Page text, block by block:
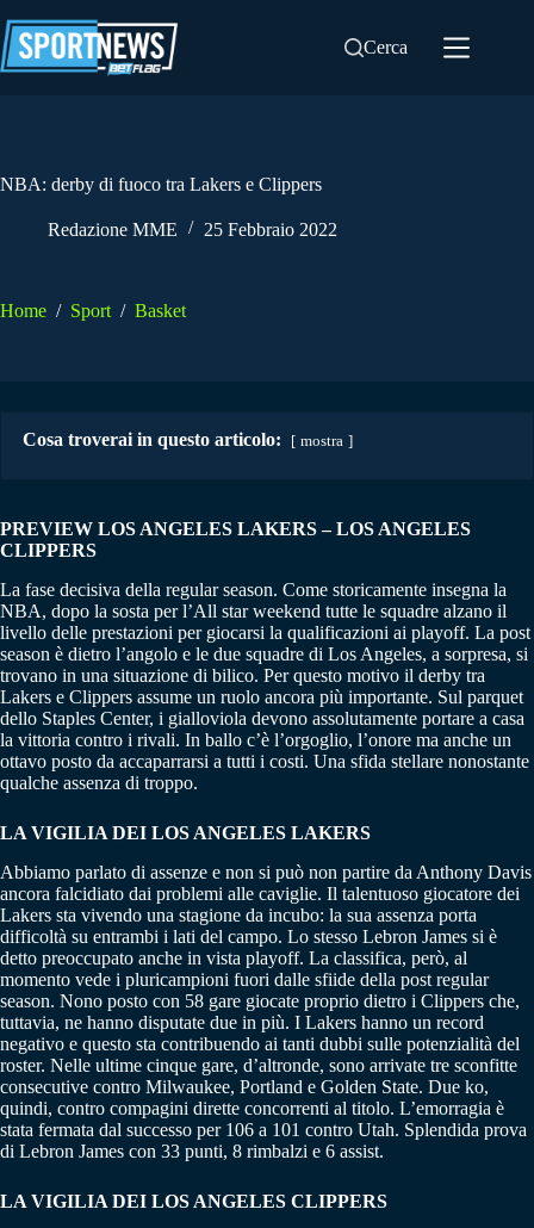
al
contenuto
Cerca
NBA: derby di fuoco tra Lakers e Clippers
Redazione MME 25 Febbraio 2022
Home / Sport / Basket
Cosa troverai in questo articolo: mostra
PREVIEW LOS ANGELES LAKERS – LOS ANGELES
CLIPPERS
La fase decisiva della regular season. Come storicamente insegna la
NBA, dopo la sosta per l’All star weekend tutte le squadre alzano il
livello delle prestazioni per giocarsi la qualificazioni ai playoff. La post
season è dietro l’angolo e le due squadre di Los Angeles, a sorpresa, si
trovano in una situazione di bilico. Per questo motivo il derby tra
Lakers e Clippers assume un ruolo ancora più importante. Sul parquet
dello Staples Center, i gialloviola devono assolutamente portare a casa
la vittoria contro i rivali. In ballo c’è l’orgoglio, l’onore ma anche un
ottavo posto da accaparrarsi a tutti i costi. Una sfida stellare nonostante
qualche assenza di troppo.
LA VIGILIA DEI LOS ANGELES LAKERS
Abbiamo parlato di assenze e non si può non partire da Anthony Davis
ancora falcidiato dai problemi alle caviglie. Il talentuoso giocatore dei
Lakers sta vivendo una stagione da incubo: la sua assenza porta
difficoltà su entrambi i lati del campo. Lo stesso Lebron James si è
detto preoccupato anche in vista playoff. La classifica, però, al
momento vede i pluricampioni fuori dalle sfiide della post regular
season. Nono posto con 58 gare giocate proprio dietro i Clippers che,
tuttavia, ne hanno disputate due in più. I Lakers hanno un record
negativo e questo sta contribuendo ai tanti dubbi sulle potenzialità del
roster. Nelle ultime cinque gare, d’altronde, sono arrivate tre sconfitte
consecutive contro Milwaukee, Portland e Golden State. Due ko,
quindi, contro compagini dirette concorrenti al titolo. L’emorragia è
stata fermata dal successo per 106 a 101 contro Utah. Splendida prova
di Lebron James con 33 punti, 8 rimbalzi e 6 assist.
LA VIGILIA DEI LOS ANGELES CLIPPERS